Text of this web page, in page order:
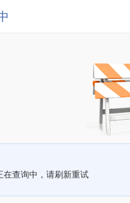
在查询中，请刷新重试